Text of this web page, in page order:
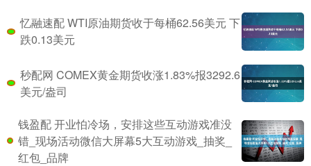
忆融速配 WTI原油期货收于每桶62.56美元 下
跌0.13美元
秒配网 COMEX黄金期货收涨1.83%报3292.6
美元/盎司
钱盈配 开业怕冷场，安排这些互动游戏准没
错_现场活动微信大屏幕5大互动游戏_抽奖_
红包_品牌